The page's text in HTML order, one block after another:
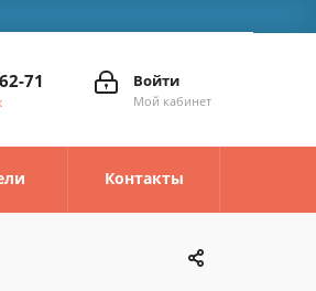
Войти
Мой кабинет
71
Контакты